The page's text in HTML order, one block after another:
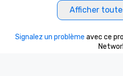
Afficher
Signalez un problème avec ce